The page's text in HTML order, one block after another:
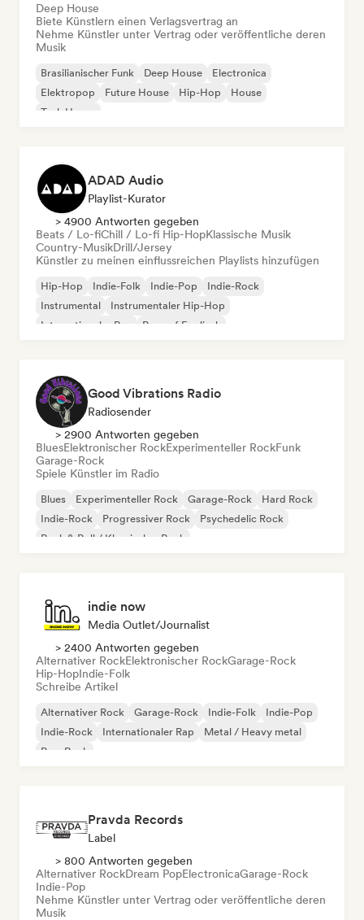
Deep House
Biete Künstlern einen Verlagsvertrag an
Nehme Künstler unter Vertrag oder veröffentliche deren
Musik
Brasilianischer Funk Deep House
Electronica
Elektropop
Future House Hip-Hop
House
Tech House
ADAD Audio
Playlist-Kurator
> 4900 Antworten gegeben
Beats / Lo-fiChill / Lo-fi Hip-HopKlassische Musik
Country-MusikDrill/Jersey
Künstler zu meinen einflussreichen Playlists hinzufügen
Hip-Hop Indie-Folk Indie-Pop
Indie-Rock
Instrumental
Instrumentaler Hip-Hop
Internationaler Rap
Rap auf Englisch
Good Vibrations Radio
Radiosender
> 2900 Antworten gegeben
BluesElektronischer RockExperimenteller RockFunk
Garage-Rock
Spiele Künstler im Radio
Blues Experimenteller Rock Garage-Rock
Hard Rock
Indie-Rock
Progressiver Rock
Psychedelic Rock
Rock & Roll / Klassischer Rock
indie now
Media Outlet/Journalist
> 2400 Antworten gegeben
Alternativer RockElektronischer RockGarage-Rock
Hip-HopIndie-Folk
Schreibe Artikel
Alternativer Rock Garage-Rock Indie-Folk
Indie-Pop
Indie-Rock
Internationaler Rap
Metal / Heavy metal
Pop-Rock
Pravda Records
Label
> 800 Antworten gegeben
Alternativer RockDream PopElectronicaGarage-Rock
Indie-Pop
Nehme Künstler unter Vertrag oder veröffentliche deren
Musik